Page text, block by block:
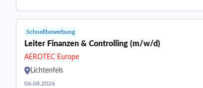
Schnellbewerbung
Leiter Finanzen & Controlling (m/w/d)
AEROTEC Europe
Lichtenfels
06.08.2026